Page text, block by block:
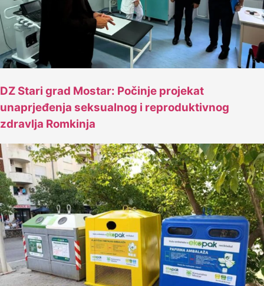
DZ Stari grad Mostar: Počinje projekat
unaprjeđenja seksualnog i reproduktivnog
zdravlja Romkinja